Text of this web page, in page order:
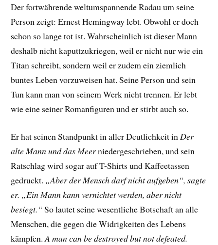
Der fortwährende weltumspannende Radau um seine
Person zeigt: Ernest Hemingway lebt. Obwohl er doch
schon so lange tot ist. Wahrscheinlich ist dieser Mann
deshalb nicht kaputtzukriegen, weil er nicht nur wie ein
Titan schreibt, sondern weil er zudem ein ziemlich
buntes Leben vorzuweisen hat. Seine Person und sein
Tun kann man von seinem Werk nicht trennen. Er lebt
wie eine seiner Romanfiguren und er stirbt auch so.
Er hat seinen Standpunkt in aller Deutlichkeit in Der
alte Mann und das Meerniedergeschrieben, und sein
Ratschlag wird sogar auf T-Shirts und Kaffeetassen
gedruckt. „Aber der Mensch darf nicht aufgeben“, sagte
er. „Ein Mann kann vernichtet werden, aber nicht
besiegt.“So lautet seine wesentliche Botschaft an alle
Menschen, die gegen die Widrigkeiten des Lebens
kämpfen. A man can be destroyed but not defeated.